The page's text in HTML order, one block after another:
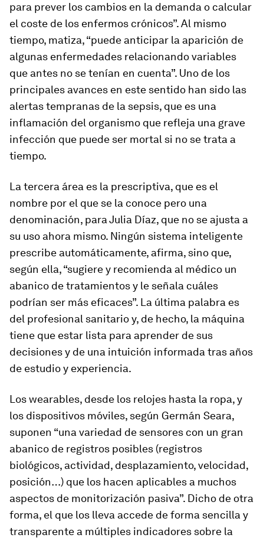
para prever los cambios en la demanda o calcular
el coste de los enfermos crónicos”. Al mismo
tiempo, matiza, “puede anticipar la aparición de
algunas enfermedades relacionando variables
que antes no se tenían en cuenta”. Uno de los
principales avances en este sentido han sido las
alertas tempranas de la sepsis, que es una
inflamación del organismo que refleja una grave
infección que puede ser mortal si no se trata a
tiempo.
La tercera área es la prescriptiva, que es el
nombre por el que se la conoce pero una
denominación, para Julia Díaz, que no se ajusta a
su uso ahora mismo. Ningún sistema inteligente
prescribe automáticamente, afirma, sino que,
según ella, “sugiere y recomienda al médico un
abanico de tratamientos y le señala cuáles
podrían ser más eficaces”. La última palabra es
del profesional sanitario y, de hecho, la máquina
tiene que estar lista para aprender de sus
decisiones y de una intuición informada tras años
de estudio y experiencia.
Loswearables, desde los relojes hasta la ropa, y
los dispositivos móviles, según Germán Seara,
suponen “una variedad de sensores con un gran
abanico de registros posibles (registros
biológicos, actividad, desplazamiento, velocidad,
posición…) que los hacen aplicables a muchos
aspectos de monitorización pasiva”. Dicho de otra
forma, el que los lleva accede de forma sencilla y
transparente a múltiples indicadores sobre la